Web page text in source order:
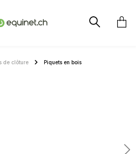
de clôture Piquets en bois